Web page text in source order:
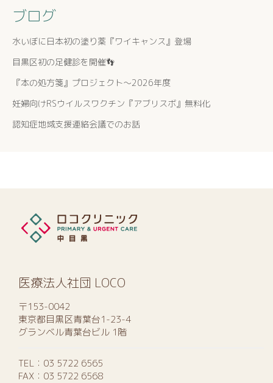
ブログ
水いぼに日本初の塗り薬『ワイキャンス』登場
目黒区初の足健診を開催👣
『本の処方箋』プロジェクト〜2026年度
妊婦向けRSウイルスワクチン『アブリスボ』無料化
認知症地域支援連絡会議でのお話
医療法人社団 LOCO
〒153-0042
東京都目黒区青葉台1-23-4
グランベル青葉台ビル 1階
TEL： 03 5722 6565
FAX：03 5722 6568